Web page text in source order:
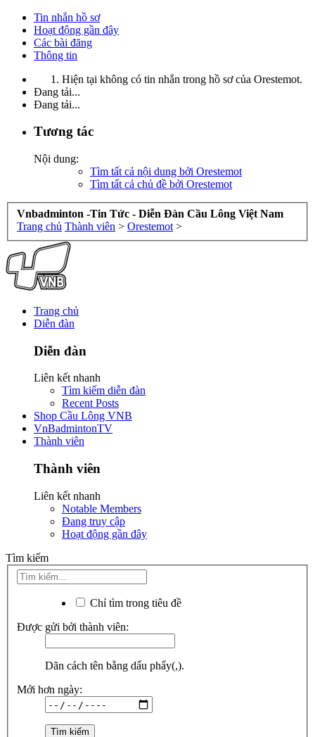
Tin nhắn hồ sơ
Hoạt động gần đây
Các bài đăng
Thông tin
Hiện tại không có tin nhắn trong hồ sơ của Orestemot.
Đang tải...
Đang tải...
Tương tác
Nội dung:
Tìm tất cả nội dung bởi Orestemot
Tìm tất cả chủ đề bởi Orestemot
Vnbadminton -Tin Tức - Diễn Đàn Cầu Lông Việt Nam
Trang chủ Thành viên > Orestemot >
Trang chủ
Diễn đàn
Diễn đàn
Liên kết nhanh
Tìm kiếm diễn đàn
Recent Posts
Shop Cầu Lông VNB
VnBadmintonTV
Thành viên
Thành viên
Liên kết nhanh
Notable Members
Đang truy cập
Hoạt động gần đây
Tìm kiếm
Chỉ tìm trong tiêu đề
Được gửi bởi thành viên:
Dãn cách tên bằng dấu phẩy(,).
Mới hơn ngày: